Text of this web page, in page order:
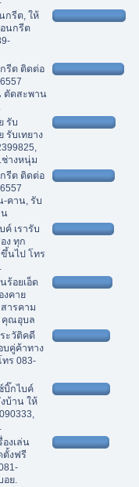
กรีต, ให้
อนกรีต
รีต ติดต่อ
ตัดสะพาน
รับ
รับเทยาง
ช่างหนุ่ม
รีต ติดต่อ
-คาน, รับ
น
ค์ เรารับ
ง ทุก
ขึ้นไป โทร
ร้อยเอ็ด
งคาย
ารคาม
คุณอุบล
ะวัติคดี
บคู่ค้าทาง
ร 083-
บิ๊กไบค์
บ้าน ให้
องเล่น
ตั้งฟรี
อย.